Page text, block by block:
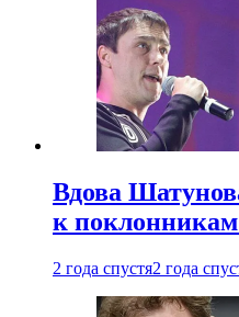
Вдова
к
2 года спустя2 года